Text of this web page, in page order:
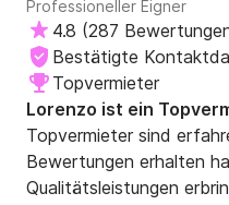
Professioneller Eigner
4.8 (287
Bestätigte
Topvermieter
Lorenzo ist ein
Topvermieter sind
Bewertungen erhalten
Qualitätsleistungen